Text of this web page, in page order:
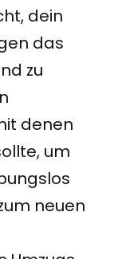
dein
das
zu
denen
um
neuen